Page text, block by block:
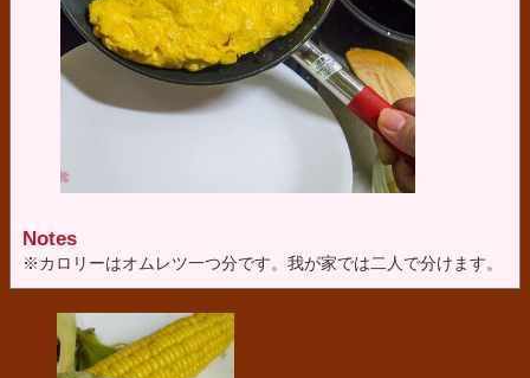
Notes
※カロリーはオムレツ一つ分です。我が家では二人で分けます。